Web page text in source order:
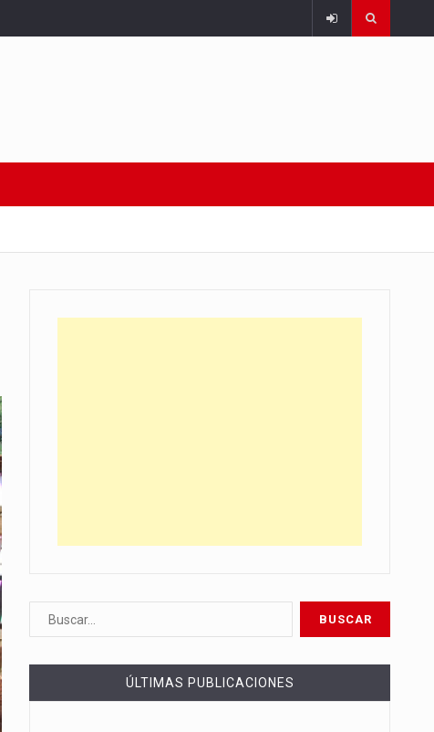
ÚLTIMAS PUBLICACIONES